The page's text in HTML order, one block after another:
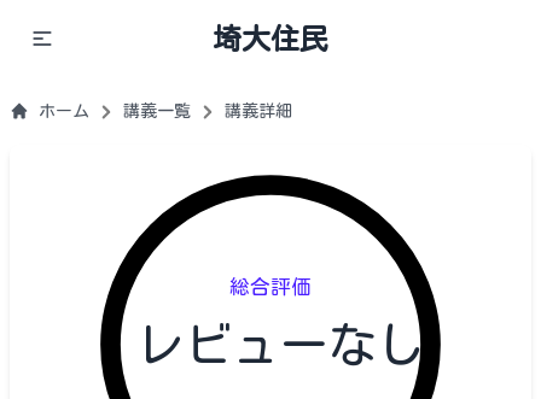
埼大住民
ホーム 講義一覧 講義詳細
総合評価
レビューなし